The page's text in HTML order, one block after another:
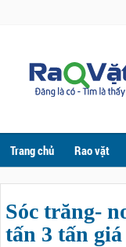
Trang chủ Rao vặt
Sóc trăng-
tấn 3 tấn